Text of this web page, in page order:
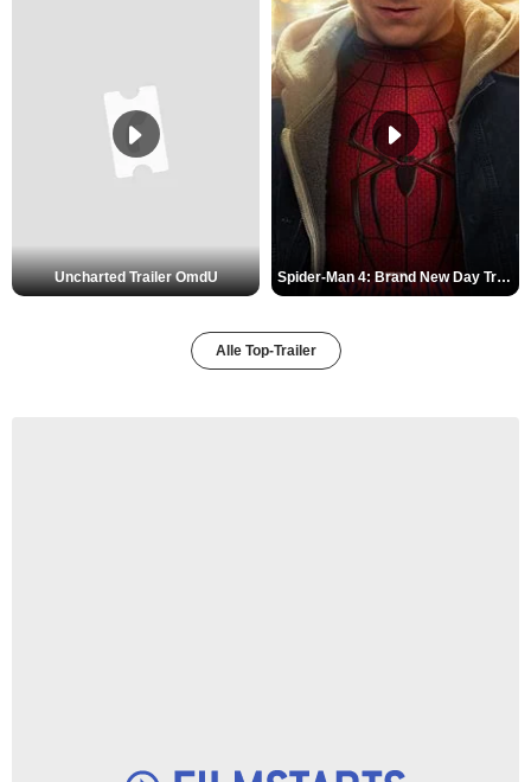
Uncharted Trailer OmdU Spider-Man 4: Brand New Day Trailer (3) DF
Alle Top-Trailer